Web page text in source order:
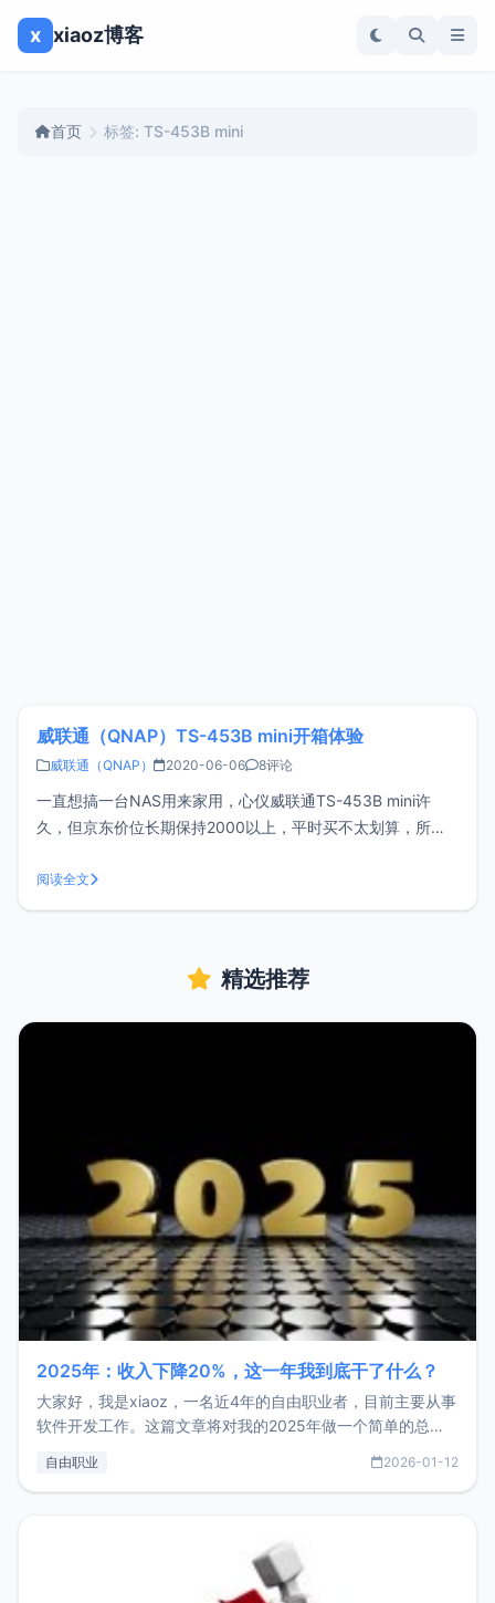
x xiaoz博客
首页 标签: TS-453B mini
威联通（QNAP）TS-453B mini开箱体验
威联通（QNAP） 2020-06-06 8评论
一直想搞一台NAS用来家用，心仪威联通TS-453B mini许
久，但京东价位长期保持2000以上，平时买不太划算，所以
mini先上几张开箱图片TS-453B mini配置核心数:四核内
存:4Gb处理器:14nm Intel® Cel
阅读全文
精选推荐
2025年：收入下降20%，这一年我到底干了什么？
大家好，我是xiaoz，一名近4年的自由职业者，目前主要从事
软件开发工作。这篇文章将对我的2025年做一个简单的总
收入下降20%，但却过得很充实，2026年不求突破，但求保
自由职业 2026-01-12